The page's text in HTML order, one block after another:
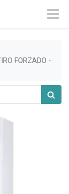
FORZADO -